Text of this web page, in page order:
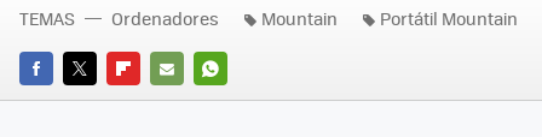
FACEBOOK
TWITTERFLIPBOARD
E-
WHATSAPP
TEMAS Ordenadores Mountain Portátil Mountain